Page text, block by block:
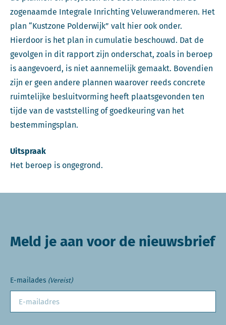
zogenaamde Integrale Inrichting Veluwerandmeren. Het
plan “Kustzone Polderwijk” valt hier ook onder.
Hierdoor is het plan in cumulatie beschouwd. Dat de
gevolgen in dit rapport zijn onderschat, zoals in beroep
is aangevoerd, is niet aannemelijk gemaakt. Bovendien
zijn er geen andere plannen waarover reeds concrete
ruimtelijke besluitvorming heeft plaatsgevonden ten
tijde van de vaststelling of goedkeuring van het
bestemmingsplan.
Uitspraak
Het beroep is ongegrond.
Meld je aan voor de nieuwsbrief
E-mailades (Vereist)